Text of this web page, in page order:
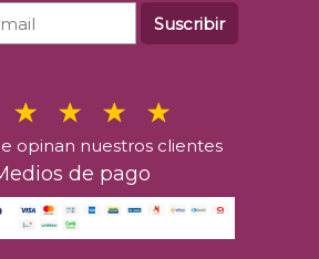
Suscribir
opinan nuestros clientes
de pago